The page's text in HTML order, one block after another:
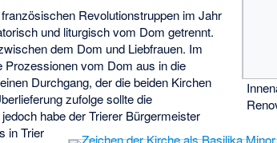
Revolutionstruppen im Jahr
und liturgisch vom Dom getrennt.
dem Dom und Liebfrauen. Im
Prozessionen vom Dom aus in die
Durchgang, der die beiden Kirchen
zufolge sollte die
habe der Trierer Bürgermeister
in Trier